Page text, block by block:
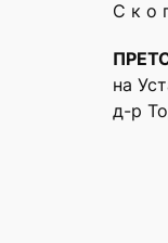
С к о
на
д-р